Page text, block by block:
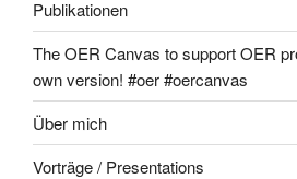
Publikationen
The OER Canvas to support OER
own version! #oer #oercanvas
Über mich
Vorträge / Presentations